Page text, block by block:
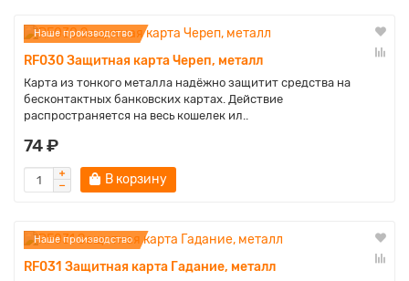
Наше производство
RF030 Защитная карта Череп, металл
Карта из тонкого металла надёжно защитит средства на
бесконтактных банковских картах. Действие
распространяется на весь кошелек ил..
74 ₽
В корзину
Наше производство
RF031 Защитная карта Гадание, металл